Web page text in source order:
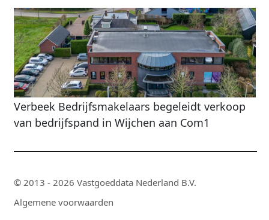
Verbeek Bedrijfsmakelaars begeleidt verkoop
van bedrijfspand in Wijchen aan Com1
© 2013 - 2026 Vastgoeddata Nederland B.V.
Algemene voorwaarden